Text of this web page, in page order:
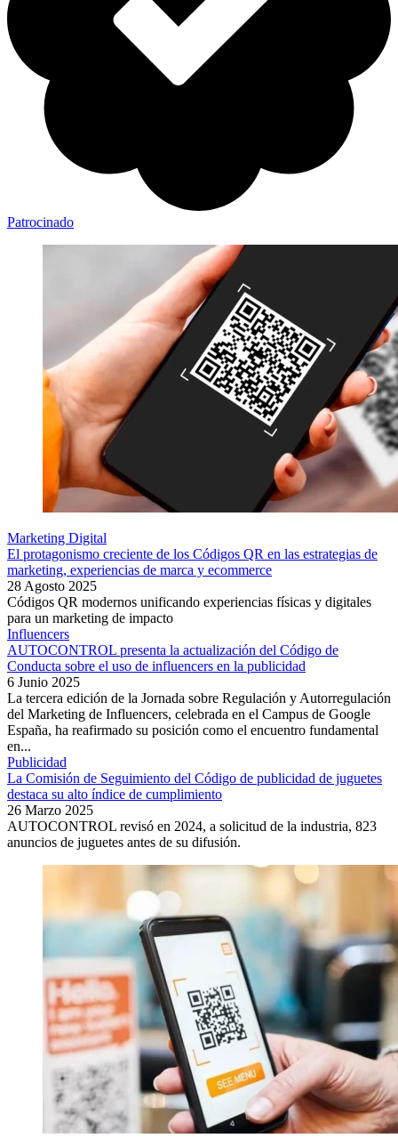
Patrocinado
Marketing Digital
El protagonismo creciente de los Códigos QR en las estrategias de
marketing, experiencias de marca y ecommerce
28 Agosto 2025
Códigos QR modernos unificando experiencias físicas y digitales
para un marketing de impacto
Influencers
AUTOCONTROL presenta la actualización del Código de
Conducta sobre el uso de influencers en la publicidad
6 Junio 2025
La tercera edición de la Jornada sobre Regulación y Autorregulación
del Marketing de Influencers, celebrada en el Campus de Google
España, ha reafirmado su posición como el encuentro fundamental
en...
Publicidad
La Comisión de Seguimiento del Código de publicidad de juguetes
destaca su alto índice de cumplimiento
26 Marzo 2025
AUTOCONTROL revisó en 2024, a solicitud de la industria, 823
anuncios de juguetes antes de su difusión.